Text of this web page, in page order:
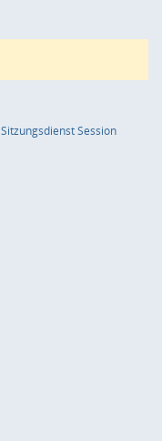
SitzungsdienstSession(Wird in